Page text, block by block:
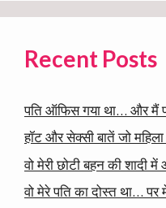
Recent Posts
पति ऑफिस गया था… और मैं
हॉट और सेक्सी बातें जो
वो मेरी छोटी बहन की शादी
वो मेरे पति का दोस्त था…